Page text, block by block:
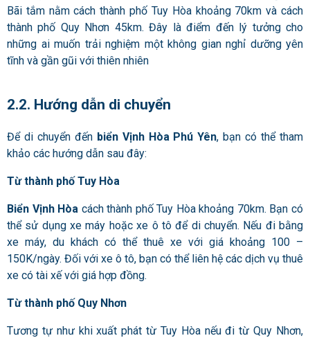
Bãi tắm nằm cách thành phố Tuy Hòa khoảng 70km và cách
thành phố Quy Nhơn 45km. Đây là điểm đến lý tưởng cho
những ai muốn trải nghiệm một không gian nghỉ dưỡng yên
tĩnh và gần gũi với thiên nhiên
2.2. Hướng dẫn di chuyển
Để di chuyển đến biển Vịnh Hòa Phú Yên, bạn có thể tham
khảo các hướng dẫn sau đây:
Từ thành phố Tuy Hòa
Biển Vịnh Hòa cách thành phố Tuy Hòa khoảng 70km. Bạn có
thể sử dụng xe máy hoặc xe ô tô để di chuyển. Nếu đi bằng
xe máy, du khách có thể thuê xe với giá khoảng 100 –
150K/ngày. Đối với xe ô tô, bạn có thể liên hệ các dịch vụ thuê
xe có tài xế với giá hợp đồng.
Từ thành phố Quy Nhơn
Tương tự như khi xuất phát từ Tuy Hòa nếu đi từ Quy Nhơn,